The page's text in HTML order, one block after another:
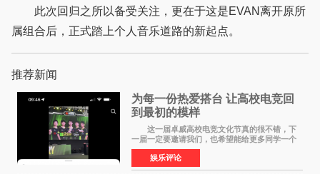
此次回归之所以备受关注，更在于这是EVAN离开原所
属组合后，正式踏上个人音乐道路的新起点。
推荐新闻
为每一份热爱搭台 让高校电竞回
到最初的模样
这一届卓威高校电竞文化节真的很不错，下
一届一定要邀请我们，也希望能给更多同学一个
来到现场的机会。 2026卓威高校电竞文化节
已经落下帷幕，在活动结束后，仍有不少高校电
竞社负责人和现
娱乐评论